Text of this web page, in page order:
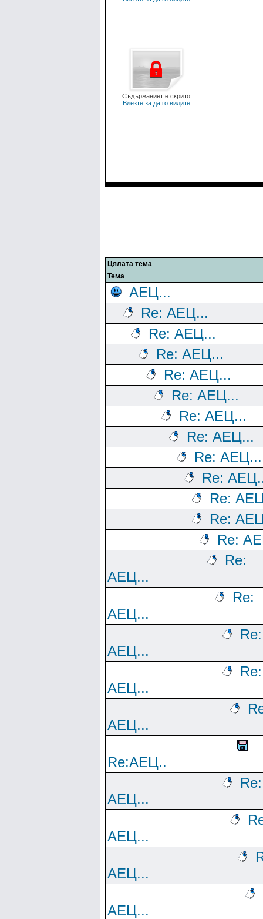
Съдържаниет е скрито
Влезте за да го видите
Цялата тема
Тема
АЕЦ...
Re: АЕЦ...
Re: АЕЦ...
Re: АЕЦ...
Re: АЕЦ...
Re: АЕЦ...
Re: АЕЦ...
Re: АЕЦ...
Re: АЕЦ...
Re:
Re:
Re:
Re:
Re:
АЕЦ...
Re:
АЕЦ...
Re:
АЕЦ...
Re:
АЕЦ...
АЕЦ...
Re:АЕЦ..
Re:
АЕЦ...
АЕЦ...
АЕЦ...
АЕЦ...